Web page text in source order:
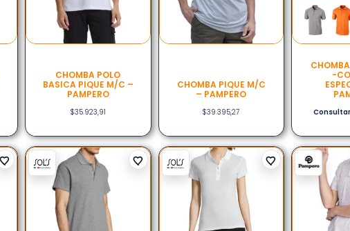
CHOMBA POLO
BASICA PIQUE M/C –
PAMPERO
$35.923,91
CHOMBA PIQUE M/C
– PAMPERO
$39.395,27
-